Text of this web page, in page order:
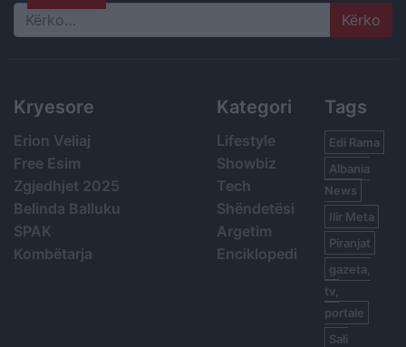
Search
Kryesore
Erion Veliaj
Free Esim
Zgjedhjet 2025
Belinda Balluku
SPAK
Kombëtarja
Kategori
Lifestyle
Showbiz
Tech
Shëndetësi
Argetim
Enciklopedi
Tags
Edi Rama
Albania
News
Ilir Meta
Piranjat
gazeta,
tv,
portale
Sali